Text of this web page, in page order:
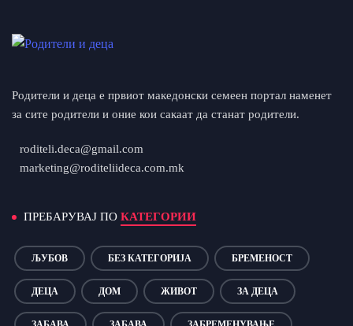
Родители и деца е првиот македонски семеен портал наменет
за сите родители и оние кои сакаат да станат родители.
roditeli.deca@gmail.com
marketing@roditeliideca.com.mk
ПРЕБАРУВАЈ ПО КАТЕГОРИИ
ЉУБОВ БЕЗ КАТЕГОРИЈА БРЕМЕНОСТ
ДЕЦА ДОМ ЖИВОТ ЗА ДЕЦА